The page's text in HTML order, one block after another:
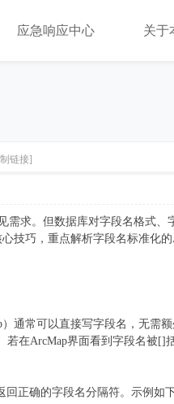
应急响应中心 关于
链接]
需求。但数据库对字段名格式
技巧，重点解析字段名标准化
通常可以直接写字段名，无需
若在ArcMap界面看到字段名被
正确的字段名分隔符。示例如下